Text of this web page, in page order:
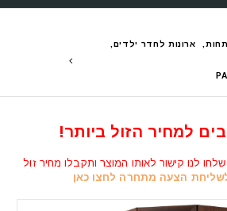
, ארונות לחדר ילדים
למחיר הזול ביותר!
לנו קישור לאותו המוצר ותקבלו מחיר זול
הצעה מתחרה לחצו כאן